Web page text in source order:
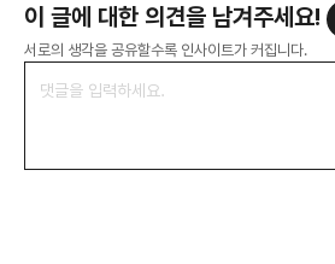
이 글에 대한 의견을 남겨주세요!
서로의 생각을 공유할수록 인사이트가 커집니다.